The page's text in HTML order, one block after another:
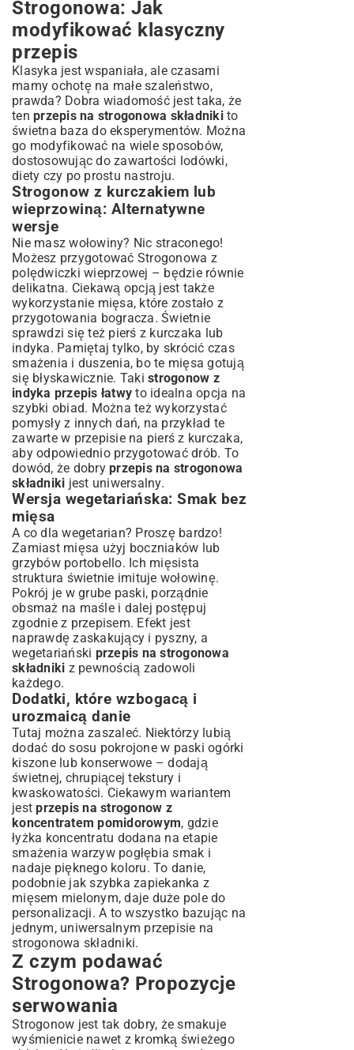
Strogonowa: Jak
modyfikować klasyczny
przepis
Klasyka jest wspaniała, ale czasami
mamy ochotę na małe szaleństwo,
prawda? Dobra wiadomość jest taka, że
ten przepis na strogonowa składnikito
świetna baza do eksperymentów. Można
go modyfikować na wiele sposobów,
dostosowując do zawartości lodówki,
diety czy po prostu nastroju.
Strogonow z kurczakiem lub
wieprzowiną: Alternatywne
wersje
Nie masz wołowiny? Nic straconego!
Możesz przygotować Strogonowa z
polędwiczki wieprzowej – będzie równie
delikatna. Ciekawą opcją jest także
wykorzystanie mięsa, które zostało z
przygotowania bogracza. Świetnie
sprawdzi się też pierś z kurczaka lub
indyka. Pamiętaj tylko, by skrócić czas
smażenia i duszenia, bo te mięsa gotują
się błyskawicznie. Taki strogonow z
indyka przepis łatwy to idealna opcja na
szybki obiad. Można też wykorzystać
pomysły z innych dań, na przykład te
zawarte w przepisie na pierś z kurczaka,
aby odpowiednio przygotować drób. To
dowód, że dobry przepis na strogonowa
składniki jest uniwersalny.
Wersja wegetariańska: Smak bez
mięsa
A co dla wegetarian? Proszę bardzo!
Zamiast mięsa użyj boczniaków lub
grzybów portobello. Ich mięsista
struktura świetnie imituje wołowinę.
Pokrój je w grube paski, porządnie
obsmaż na maśle i dalej postępuj
zgodnie z przepisem. Efekt jest
naprawdę zaskakujący i pyszny, a
wegetariański przepis na strogonowa
składniki z pewnością zadowoli
każdego.
Dodatki, które wzbogacą i
urozmaicą danie
Tutaj można zaszaleć. Niektórzy lubią
dodać do sosu pokrojone w paski ogórki
kiszone lub konserwowe – dodają
świetnej, chrupiącej tekstury i
kwaskowatości. Ciekawym wariantem
jestprzepis na strogonow z
koncentratem pomidorowym, gdzie
łyżka koncentratu dodana na etapie
smażenia warzyw pogłębia smak i
nadaje pięknego koloru. To danie,
podobnie jakszybka zapiekanka z
mięsem mielonym, daje duże pole do
personalizacji. A to wszystko bazując na
jednym, uniwersalnym przepisie na
strogonowa składniki.
Z czym podawać
Strogonowa? Propozycje
serwowania
Strogonow jest tak dobry, że smakuje
wyśmienicie nawet z kromką świeżego